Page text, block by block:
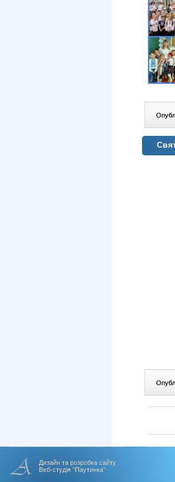
Дизайн та розробка сайту
Веб-студія "Паутинка"